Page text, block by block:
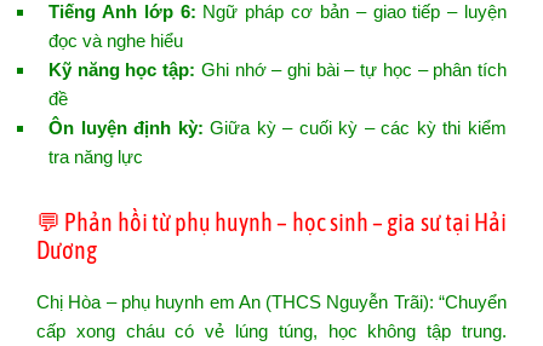
Tiếng Anh lớp 6: Ngữ pháp cơ bản – giao tiếp – luyện
đọc và nghe hiểu
Kỹ năng học tập: Ghi nhớ – ghi bài – tự học – phân tích
đề
Ôn luyện định kỳ: Giữa kỳ – cuối kỳ – các kỳ thi kiểm
tra năng lực
💬 Phản hồi từ phụ huynh – học sinh – gia sư tại Hải
Dương
Chị Hòa – phụ huynh em An (THCS Nguyễn Trãi): “Chuyển
cấp xong cháu có vẻ lúng túng, học không tập trung.